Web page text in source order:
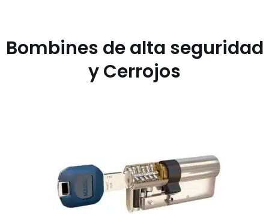
Bombines de alta seguridad
y Cerrojos